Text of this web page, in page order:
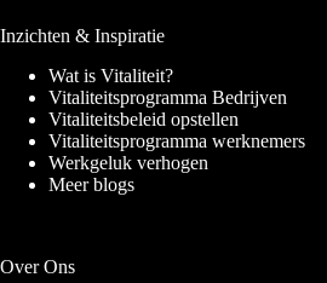
Inzichten & Inspiratie
Wat is Vitaliteit?
Vitaliteitsprogramma Bedrijven
Vitaliteitsbeleid opstellen
Vitaliteitsprogramma werknemers
Werkgeluk verhogen
Meer blogs
Over Ons